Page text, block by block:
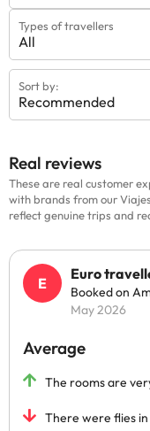
Types of travellers
All
Sort by:
Recommended
Real reviews
These are real customer
with brands from our
reflect genuine trips and
Euro
Booked on
May 2026
Average
The rooms are
There were flies